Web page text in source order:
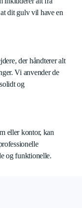
dit gulv vil have en
der håndterer alt
Vi anvender de
og
eller kontor, kan
og funktionelle.